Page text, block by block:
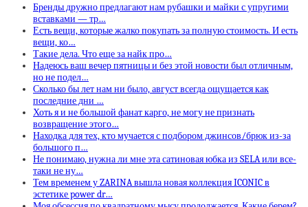
Бренды дружно предлагают нам рубашки и майки с упругими
вставками — тр…
Есть вещи, которые жалко покупать за полную стоимость. И есть
вещи, ко…
Такие дела. Что еще за найк про…
Надеюсь ваш вечер пятницы и без этой новости был отличным,
но не подел…
Сколько бы лет нам ни было, август всегда ощущается как
последние дни …
Хоть я и не большой фанат карго, не могу не признать
возвращение этого…
Находка для тех, кто мучается с подбором джинсов/брюк из-за
большого п…
Не понимаю, нужна ли мне эта сатиновая юбка из SELA или все-
таки не ну…
Тем временем у ZARINA вышла новая коллекция ICONIC в
эстетике power dr…